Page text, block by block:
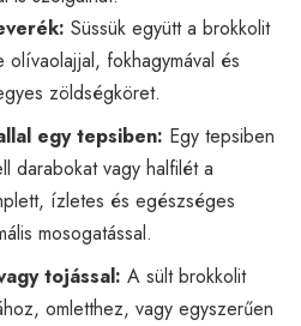
Süssük együtt a brokkolit
fokhagymával és
zöldségköret.
egy tepsiben: Egy tepsiben
darabokat vagy halfilét a
ízletes és egészséges
mosogatással.
tojással: A sült brokkolit
omletthez, vagy egyszerűen